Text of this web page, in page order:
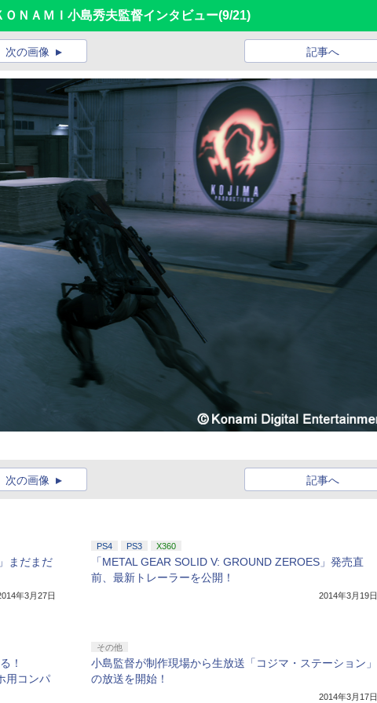
ＯＮＡＭＩ小島秀夫監督インタビュー(9/21)
記事へ
次の画像
記事へ
次の画像
まだまだ
年3月27日
PS4 PS3 X360
「METAL GEAR SOLID V: GROUND ZEROES」発売直
前、最新トレーラーを公開！
2014年3月19日
！
用コンパ
その他
小島監督が制作現場から生放送「コジマ・ステーション」
の放送を開始！
2014年3月17日